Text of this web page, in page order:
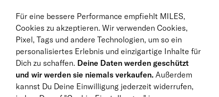
FAQ
Business Abo
Rückgabe
DE
Für eine bessere Performance empfiehlt MILES,
Cookies zu akzeptieren. Wir verwenden Cookies,
Pixel, Tags und andere Technologien, um so ein
personalisiertes Erlebnis und einzigartige Inhalte für
Dich zu schaffen. Deine Daten werden geschützt
und wir werden sie niemals verkaufen. Außerdem
kannst Du Deine Einwilligung jederzeit widerrufen,